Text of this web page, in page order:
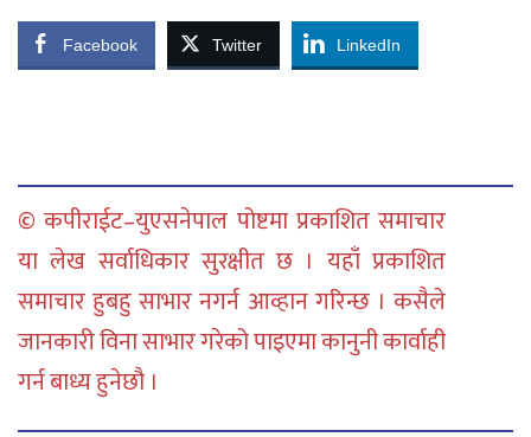
Facebook Twitter LinkedIn
© कपीराईट–युएसनेपाल पोष्टमा प्रकाशित समाचार
या लेख सर्वाधिकार सुरक्षीत छ । यहाँ प्रकाशित
समाचार हुबहु साभार नगर्न आव्हान गरिन्छ । कसैले
जानकारी विना साभार गरेको पाइएमा कानुनी कार्वाही
गर्न बाध्य हुनेछौ ।